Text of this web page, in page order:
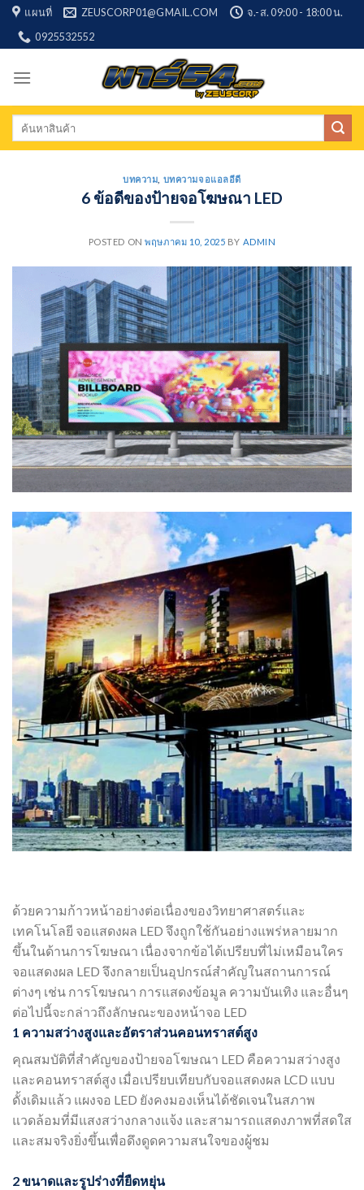
Skip
content
แผนที่ ZEUSCORP01@GMAIL.COM
จ.-ส. 09:00 - 18:00 น.
0925532552
Search
บทความ บทความจอแอลอีดี
6 ข้อดีของป้ายจอโฆษณา LED
POSTED ONพฤษภาคม 10, 2025 BY ADMIN
ด้วยความก้าวหน้าอย่างต่อเนื่องของวิทยาศาสตร์และ
เทคโนโลยี จอแสดงผล LED จึงถูกใช้กันอย่างแพร่หลายมาก
ขึ้นในด้านการโฆษณา เนื่องจากข้อได้เปรียบที่ไม่เหมือนใคร
จอแสดงผล LED จึงกลายเป็นอุปกรณ์สำคัญในสถานการณ์
ต่างๆ เช่น การโฆษณา การแสดงข้อมูล ความบันเทิง และอื่นๆ
ต่อไปนี้จะกล่าวถึงลักษณะของหน้าจอ LED
1 ความสว่างสูงและอัตราส่วนคอนทราสต์สูง
คุณสมบัติที่สำคัญของป้ายจอโฆษณา LED คือความสว่างสูง
และคอนทราสต์สูง เมื่อเปรียบเทียบกับจอแสดงผล LCD แบบ
ดั้งเดิมแล้ว แผงจอ LED ยังคงมองเห็นได้ชัดเจนในสภาพ
แวดล้อมที่มีแสงสว่างกลางแจ้ง และสามารถแสดงภาพที่สดใส
และสมจริงยิ่งขึ้นเพื่อดึงดูดความสนใจของผู้ชม
2 ขนาดและรูปร่างที่ยืดหยุ่น